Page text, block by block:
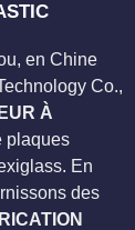
en Chine
Co.,
À
plaques
En
des